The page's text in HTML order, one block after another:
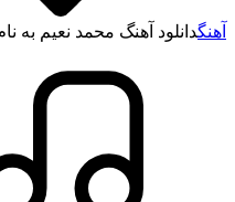
آهنگدانلود آهنگ محمد نعیم به